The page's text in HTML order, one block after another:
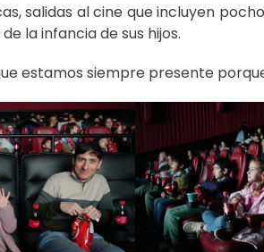
salidas al cine que incluyen
la infancia de sus hijos.
estamos siempre presente